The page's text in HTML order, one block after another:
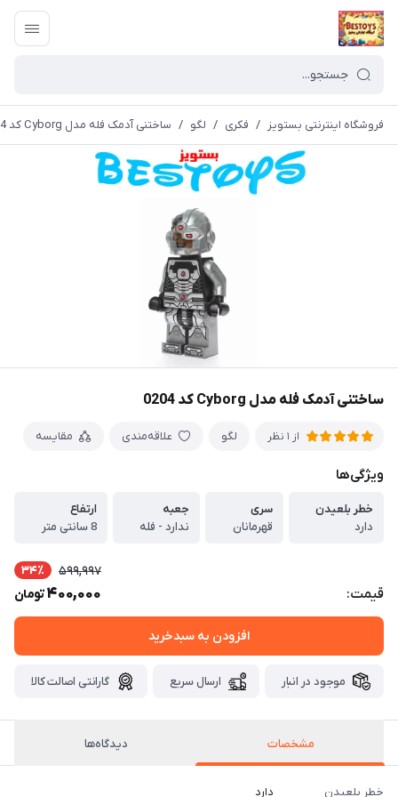
فروشگاه اینترنتی بستویز / فکری / لگو / ساختنی آدمک فله مدل Cyborg کد 0204
ساختنی آدمک فله مدل Cyborg کد 0204
از 1 نظر لگو علاقه‌مندی مقایسه
ویژگی‌ها
خطر بلعیدن
دارد
سری
قهرمانان
جعبه
ندارد - فله
ارتفاع
8 سانتی متر
قیمت:
599,997 34٪
400,000تومان
افزودن به سبدخرید
موجود در انبار ارسال سریع گارانتی اصالت کالا
مشخصات دیدگاه‌ها
خطر بلعیدن دارد